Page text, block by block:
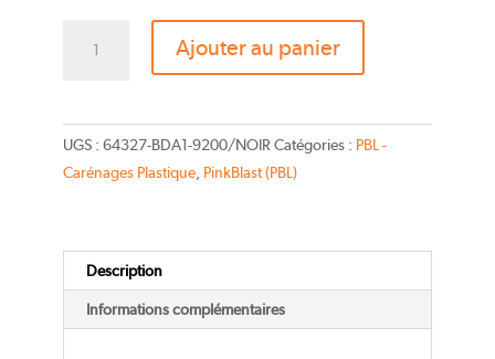
phare
côté
brillant
Ajouter au panier
UGS : 64327-BDA1-9200/NOIR Catégories : PBL -
Carénages Plastique, PinkBlast (PBL)
Description
Informations complémentaires